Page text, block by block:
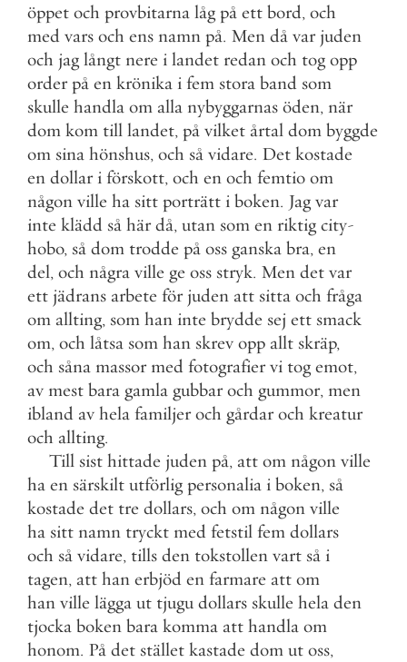
öppet och provbitarna låg på ett bord, och
med vars och ens namn på. Men då var juden
och jag långt nere i landet redan och tog opp
order på en krönika i fem stora band som
skulle handla om alla nybyggarnas öden, när
dom kom till landet, på vilket årtal dom byggde
om sina hönshus, och så vidare. Det kostade
en dollar i förskott, och en och femtio om
någon ville ha sitt porträtt i boken. Jag var
inte klädd så här då, utan som en riktig city-
hobo, så dom trodde på oss ganska bra, en
del, och några ville ge oss stryk. Men det var
ett jädrans arbete för juden att sitta och fråga
om allting, som han inte brydde sej ett smack
om, och låtsa som han skrev opp allt skräp,
och såna massor med fotografier vi tog emot,
av mest bara gamla gubbar och gummor, men
ibland av hela familjer och gårdar och kreatur
och allting.
Till sist hittade juden på, att om någon ville
ha en särskilt utförlig personalia i boken, så
kostade det tre dollars, och om någon ville
ha sitt namn tryckt med fetstil fem dollars
och så vidare, tills den tokstollen vart så i
tagen, att han erbjöd en farmare att om
han ville lägga ut tjugu dollars skulle hela den
tjocka boken bara komma att handla om
honom. På det stället kastade dom ut oss,